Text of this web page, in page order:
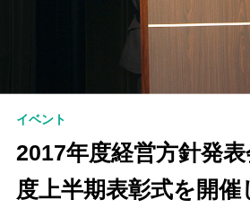
イベント
2017年度経営方針発
度上半期表彰式を開催